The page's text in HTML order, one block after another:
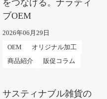
をつなげる。ナラティ
ブOEM
2026年06月29日
OEM
オリジナル加工
商品紹介
販促コラム
サスティナブル雑貨の